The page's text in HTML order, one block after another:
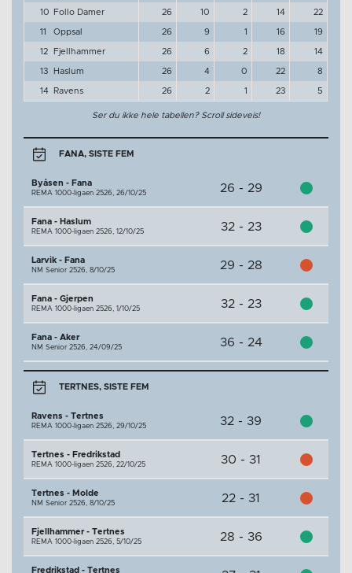
10 Follo Damer 26 10 2 14 22
11 Oppsal 26 9 1 16 19
12 Fjellhammer 26 6 2 18 14
13 Haslum 26 4 0 22 8
14 Ravens 26 2 1 23 5
Ser du ikke hele tabellen? Scroll sideveis!
FANA, SISTE FEM
Byåsen - Fana
REMA 1000-ligaen 2526, 26/10/25 26 - 29
Fana - Haslum
REMA 1000-ligaen 2526, 12/10/25 32 - 23
Larvik - Fana
NM Senior 2526, 8/10/25 29 - 28
Fana - Gjerpen
REMA 1000-ligaen 2526, 1/10/25 32 - 23
Fana - Aker
NM Senior 2526, 24/09/25 36 - 24
TERTNES, SISTE FEM
Ravens - Tertnes
REMA 1000-ligaen 2526, 29/10/25 32 - 39
Tertnes - Fredrikstad
REMA 1000-ligaen 2526, 22/10/25 30 - 31
Tertnes - Molde
NM Senior 2526, 8/10/25 22 - 31
Fjellhammer - Tertnes
REMA 1000-ligaen 2526, 5/10/25 28 - 36
Fredrikstad - Tertnes